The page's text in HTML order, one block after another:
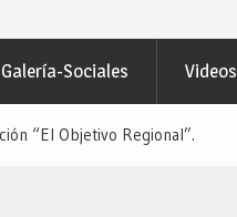
Galería-Sociales Videos
“El Objetivo Regional”.